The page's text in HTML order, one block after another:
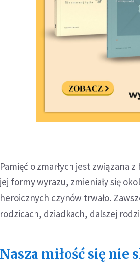
Pamięć o zmarłych jest związana
jej formy wyrazu, zmieniały się
heroicznych czynów trwało.
rodzicach, dziadkach, dalszej
Nasza miłość się